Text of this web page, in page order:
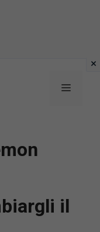
Menu
il